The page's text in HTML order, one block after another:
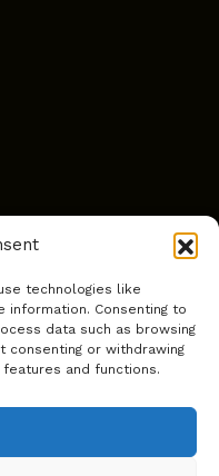
technologies like
Consenting to
data such as browsing
consenting or withdrawing
and functions.